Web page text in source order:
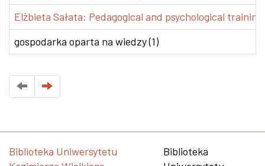
Elżbieta Sałata: Pedagogical and psychological
gospodarka oparta na wiedzy (1)
Biblioteka Uniwersytetu
Biblioteka